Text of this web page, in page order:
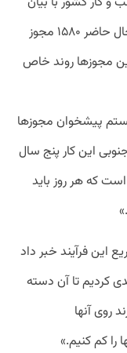
این مطلب در گفت‌وگو با پیوست گفت: در حال حاضر ۱۵۸۰ مجوز
مجوزها روند خاص
پیشخوان مجوزها
این کار پنج سال
معنی است که هر روز باید
این فرآیند خبر داد
کردیم تا آن دسته
روی آنها
را کم کنیم.»